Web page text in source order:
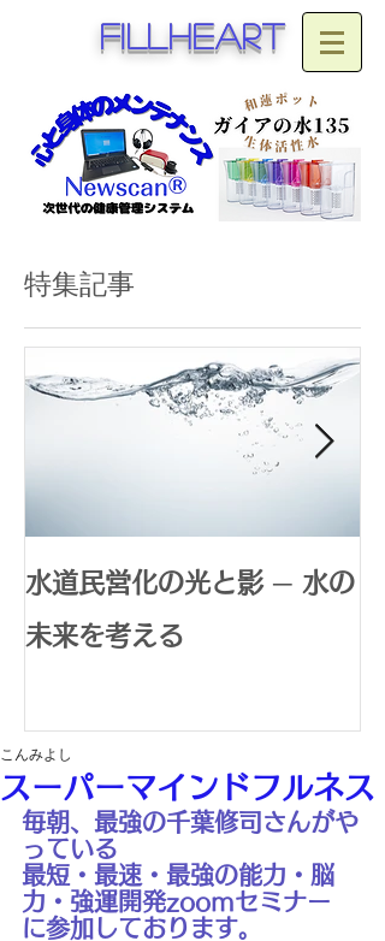
fillheart
特集記事
水道民営化の光と影 ─ 水の
未来を考える
スーパーマインドフルネス
こんみよし
毎朝、最強の千葉修司さんがや
っている
最短・最速・最強の能力・脳
力・強運開発zoomセミナー
に参加しております。